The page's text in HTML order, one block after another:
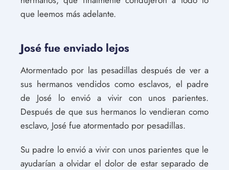
que leemos más adelante.
José fue enviado lejos
Atormentado por las pesadillas después de ver a
sus hermanos vendidos como esclavos, el padre
de José lo envió a vivir con unos parientes.
Después de que sus hermanos lo vendieran como
esclavo, José fue atormentado por pesadillas.
Su padre lo envió a vivir con unos parientes que le
ayudarían a olvidar el dolor de estar separado de